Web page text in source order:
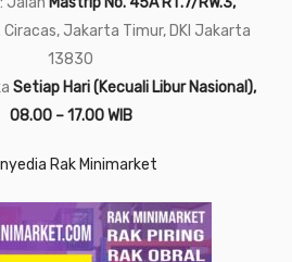
Ciracas, Jakarta Timur, DKI Jakarta
13830
Setiap Hari (Kecuali Libur Nasional),
08.00 – 17.00 WIB
Rak Minimarket